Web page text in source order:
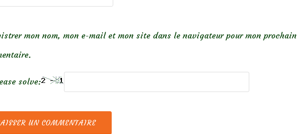
mon nom, mon e-mail et mon site dans le navigateur pour mon prochain
solve: